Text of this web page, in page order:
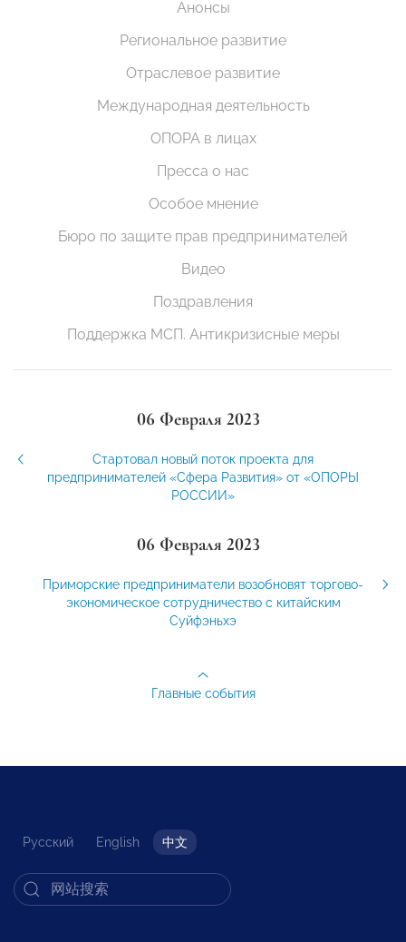
Анонсы
Региональное развитие
Отраслевое развитие
Международная деятельность
ОПОРА в лицах
Пресса о нас
Особое мнение
Бюро по защите прав предпринимателей
Видео
Поздравления
Поддержка МСП. Антикризисные меры
06 Февраля 2023
Стартовал новый поток проекта для
предпринимателей «Сфера Развития» от «ОПОРЫ
РОССИИ»
06 Февраля 2023
Приморские предприниматели возобновят торгово-
экономическое сотрудничество с китайским
Суйфэньхэ
Главные события
Русский English 中文